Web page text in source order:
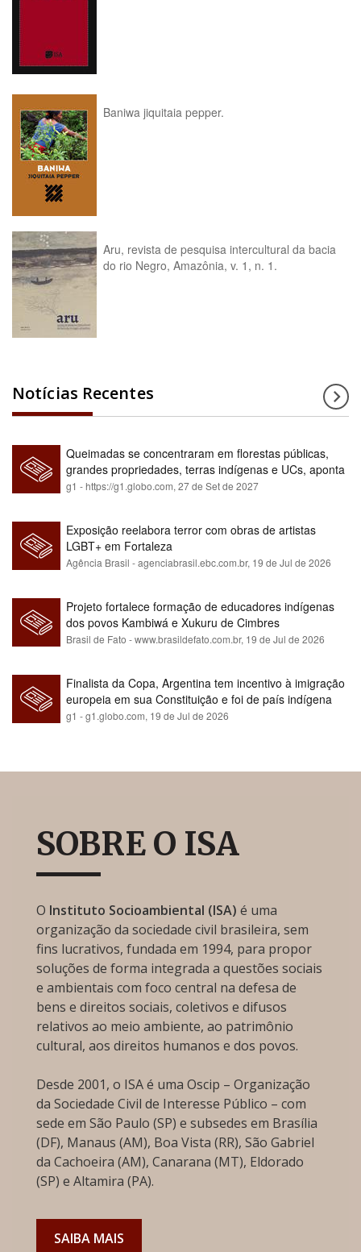
Baniwa jiquitaia pepper.
Aru, revista de pesquisa intercultural da bacia
do rio Negro, Amazônia, v. 1, n. 1.
Notícias Recentes
Queimadas se concentraram em florestas públicas,
grandes propriedades, terras indígenas e UCs, aponta
relatório
g1 - https://g1.globo.com, 27 de Set de 2027
Exposição reelabora terror com obras de artistas
LGBT+ em Fortaleza
Agência Brasil - agenciabrasil.ebc.com.br, 19 de Jul de 2026
Projeto fortalece formação de educadores indígenas
dos povos Kambiwá e Xukuru de Cimbres
Brasil de Fato - www.brasildefato.com.br, 19 de Jul de 2026
Finalista da Copa, Argentina tem incentivo à imigração
europeia em sua Constituição e foi de país indígena
para maioria branca
g1 - g1.globo.com, 19 de Jul de 2026
SOBRE O ISA
O Instituto Socioambiental (ISA) é uma
organização da sociedade civil brasileira, sem
fins lucrativos, fundada em 1994, para propor
soluções de forma integrada a questões sociais
e ambientais com foco central na defesa de
bens e direitos sociais, coletivos e difusos
relativos ao meio ambiente, ao patrimônio
cultural, aos direitos humanos e dos povos.
Desde 2001, o ISA é uma Oscip – Organização
da Sociedade Civil de Interesse Público – com
sede em São Paulo (SP) e subsedes em Brasília
(DF), Manaus (AM), Boa Vista (RR), São Gabriel
da Cachoeira (AM), Canarana (MT), Eldorado
(SP) e Altamira (PA).
SAIBA MAIS